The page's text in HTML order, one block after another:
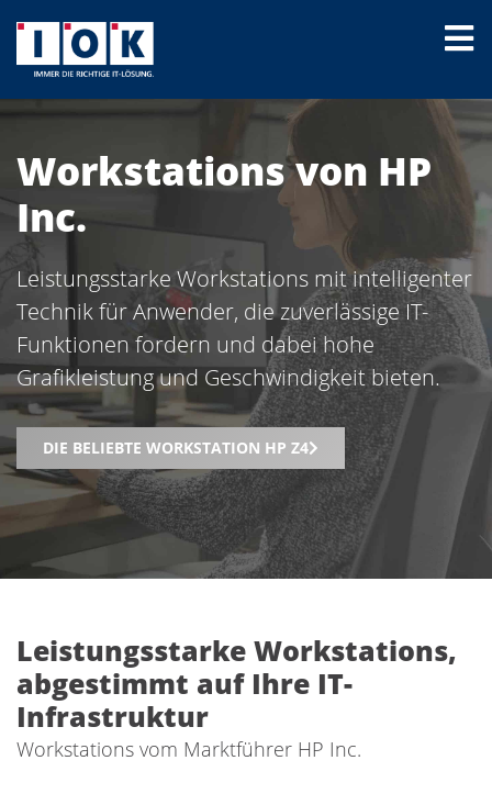
Workstations von HP
Inc.
Leistungsstarke Workstations mit intelligenter
Technik für Anwender, die zuverlässige IT-
Funktionen fordern und dabei hohe
Grafikleistung und Geschwindigkeit bieten.
DIE BELIEBTE WORKSTATION HP Z4
Leistungsstarke Workstations,
abgestimmt auf Ihre IT-
Infrastruktur
Workstations vom Marktführer HP Inc.